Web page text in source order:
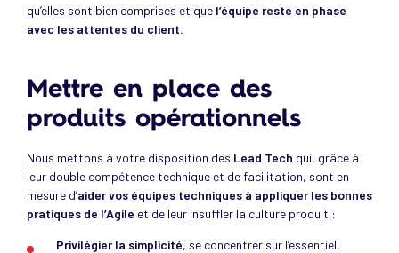
qu’elles sont bien comprises et que l’équipe reste en phase
avec les attentes du client.
Mettre en place des
produits opérationnels
​Nous mettons à votre disposition des Lead Tech qui, grâce à
leur double compétence technique et de facilitation, sont en
mesure d’aider vos équipes techniques à appliquer les bonnes
pratiques de l’Agile et de leur insuffler la culture produit :
Privilégier la simplicité, se concentrer sur l’essentiel,